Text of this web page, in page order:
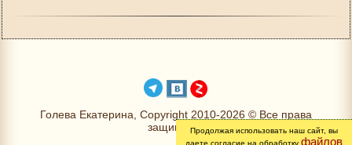
Голева Екатерина, Copyright 2010-2026 © Все права
защищеныПродолжая использовать наш сайт, вы
даете согласие на обработку файлов